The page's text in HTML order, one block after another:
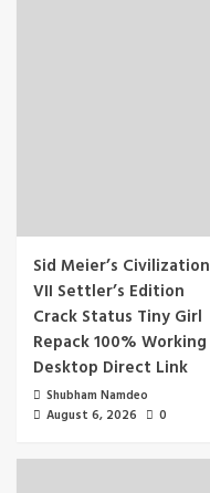
Sid Meier’s Civilization
VII Settler’s Edition
Crack Status Tiny Girl
Repack 100% Working
Desktop Direct Link
Shubham Namdeo
August 6, 2026
0